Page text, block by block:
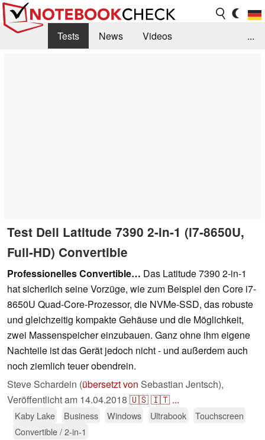
Tests News
Videos
...
Test Dell Latitude 7390 2-in-1 (i7-8650U,
Full-HD) Convertible
Professionelles Convertible… Das Latitude 7390 2-in-1
hat sicherlich seine Vorzüge, wie zum Beispiel den Core i7-
8650U Quad-Core-Prozessor, die NVMe-SSD, das robuste
und gleichzeitig kompakte Gehäuse und die Möglichkeit,
zwei Massenspeicher einzubauen. Ganz ohne ihm eigene
Nachteile ist das Gerät jedoch nicht - und außerdem auch
noch ziemlich teuer obendrein.
Steve Schardein (übersetzt von Sebastian Jentsch),
Veröffentlicht am 14.04.2018 🇺🇸🇮🇹 ...
Kaby Lake Business Windows Ultrabook
Touchscreen
Convertible / 2-in-1